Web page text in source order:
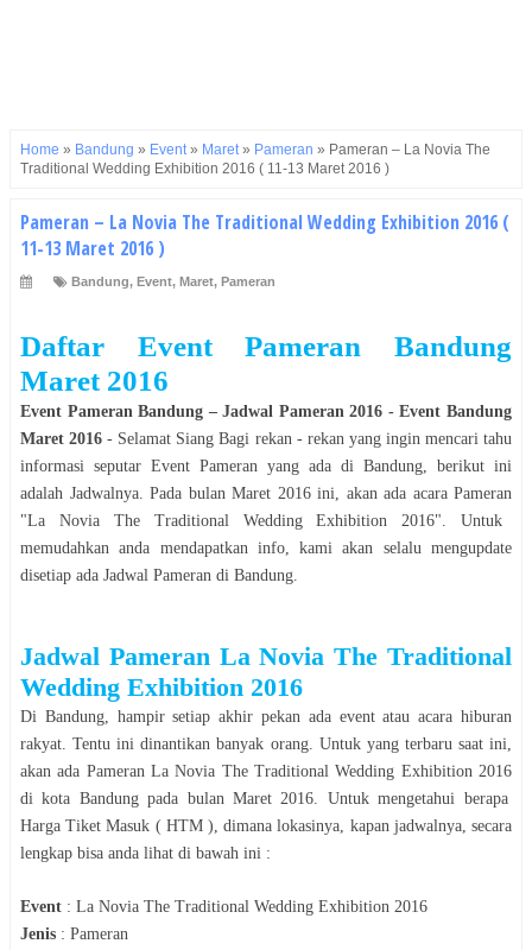
Home » Bandung » Event» Maret» Pameran » Pameran – La Novia The
Traditional Wedding Exhibition 2016 ( 11-13 Maret 2016 )
Pameran – La Novia The Traditional Wedding Exhibition 2016 (
11-13 Maret 2016 )
Bandung, Event, Maret, Pameran
Daftar Event Pameran Bandung
Maret 2016
Event Pameran Bandung –Jadwal Pameran 2016 - EventBandung
Maret 2016 - Selamat SiangBagi rekan - rekan yang ingin mencari tahu
informasi seputar Event Pameran yang ada di Bandung , berikut ini
adalah Jadwalnya. Pada bulan Maret 2016ini, akan ada acara Pameran
"La Novia The Traditional Wedding Exhibition 2016". Untuk
memudahkan anda mendapatkan info, kami akan selalu mengupdate
disetiap ada Jadwal Pameran di Bandung
Jadwal Pameran La Novia The Traditional
Wedding Exhibition 2016
Di Bandung, hampir setiap akhir pekan ada event atau acara hiburan
rakyat. Tentu ini dinantikan banyak orang. Untuk yang terbaru saat ini,
akan ada Pameran La Novia The Traditional Wedding Exhibition 2016
di kota Bandungpada bulanMaret 2016 . Untuk mengetahui berapa
Harga Tiket Masuk ( HTM ), dimana lokasinya, kapan jadwalnya, secara
lengkap bisa anda lihat di bawah ini :
Event : La Novia The Traditional Wedding Exhibition 2016
Jenis : Pameran